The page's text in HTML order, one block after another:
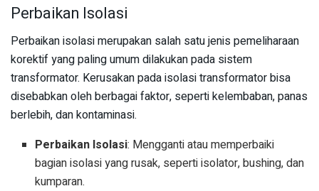
Perbaikan Isolasi
Perbaikan isolasi merupakan salah satu jenis pemeliharaan
korektif yang paling umum dilakukan pada sistem
transformator. Kerusakan pada isolasi transformator bisa
disebabkan oleh berbagai faktor, seperti kelembaban, panas
berlebih, dan kontaminasi.
Perbaikan Isolasi: Mengganti atau memperbaiki
bagian isolasi yang rusak, seperti isolator, bushing, dan
kumparan.